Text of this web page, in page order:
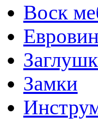
Воск
Замки